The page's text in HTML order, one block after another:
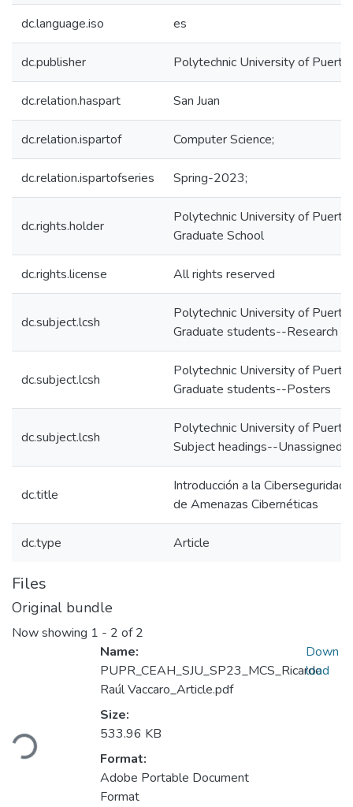
dc.language.iso es
dc.publisher Polytechnic University of Puerto
dc.relation.haspart San Juan
dc.relation.ispartof Computer Science;
dc.relation.ispartofseries Spring-2023;
dc.rights.holder
Polytechnic University of Puerto
Graduate School
dc.rights.license All rights reserved
dc.subject.lcsh
Polytechnic University of
Graduate students--Research
dc.subject.lcsh
Polytechnic University of
Graduate students--Posters
dc.subject.lcsh
Polytechnic University of
Subject headings--Unassigned
dc.title
Introducción a la Ciberseguridad
de Amenazas Cibernéticas
dc.type Article
Files
Original bundle
Now showing 1 - 2 of 2
Name:
PUPR_CEAH_SJU_SP23_MCS_Ricardo
Raúl Vaccaro_Article.pdf
Size:
533.96 KB
Format:
Adobe Portable Document
Format
Down
load